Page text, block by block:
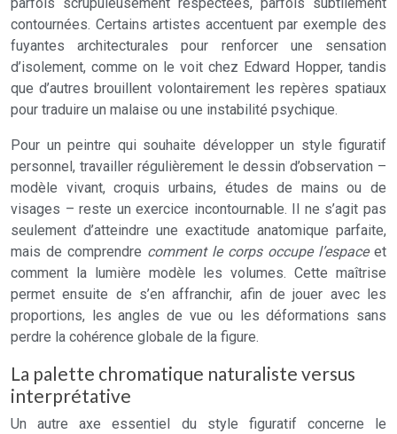
contournées. Certains artistes accentuent par exemple des
fuyantes architecturales pour renforcer une sensation
d’isolement, comme on le voit chez Edward Hopper, tandis
que d’autres brouillent volontairement les repères spatiaux
pour traduire un malaise ou une instabilité psychique.
Pour un peintre qui souhaite développer un style figuratif
personnel, travailler régulièrement le dessin d’observation –
modèle vivant, croquis urbains, études de mains ou de
visages – reste un exercice incontournable. Il ne s’agit pas
seulement d’atteindre une exactitude anatomique parfaite,
mais de comprendre comment le corps occupe l’espaceet
comment la lumière modèle les volumes. Cette maîtrise
permet ensuite de s’en affranchir, afin de jouer avec les
proportions, les angles de vue ou les déformations sans
perdre la cohérence globale de la figure.
La palette chromatique naturaliste versus
interprétative
Un autre axe essentiel du style figuratif concerne le